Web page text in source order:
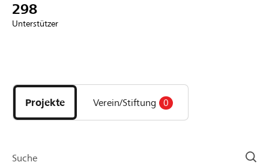
DE FR IT
298
Unterstützer
Projekte
und
Organisationen
Projekte Verein/Stiftung 0
Suche